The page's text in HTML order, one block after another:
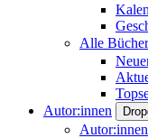
Alle
Autor:innen